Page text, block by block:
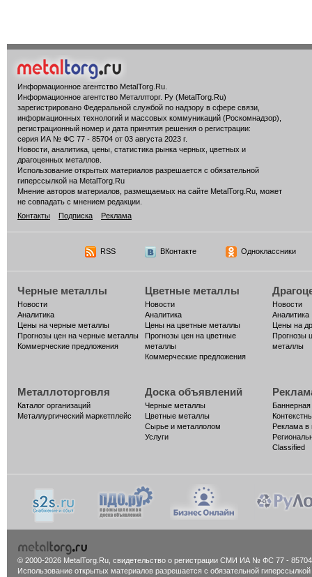
Информационное агентство MetalTorg.Ru
Информационное агентство Металлторг. Ру (MetalTorg.Ru)
зарегистрировано Федеральной службой по надзору в сфере связи,
информационных технологий и массовых коммуникаций (Роскомнадзор),
регистрационный номер и дата принятия решения о регистрации:
серия ИА № ФС 77 - 85704 от 03 августа 2023 г.
Новости, аналитика, цены, статистика рынка черных, цветных и
драгоценных металлов.
Использование открытых материалов разрешается с обязательной
гиперссылкой на MetalTorg.Ru
Мнение авторов материалов, размещаемых на сайте MetalTorg.Ru, может
не совпадать с мнением редакции.
Контакты
Подписка Реклама
RSS ВКонтакте Одноклассники
Черные металлы
Новости
Аналитика
Цены на черные металлы
Прогнозы цен на черные металлы
Коммерческие предложения
Цветные металлы
Новости
Аналитика
Цены на цветные металлы
Прогнозы цен на цветные
металлы
Коммерческие предложения
Новости
Аналитика
Цены на
Прогнозы
металлы
Металлоторговля
Каталог организаций
Металлургический маркетплейс
Доска объявлений
Черные металлы
Цветные металлы
Сырье и металлолом
Услуги
Реклама в
Classified
© 2000-2026 MetalTorg.Ru, cвидетельство о регистрации СМИ ИА № ФС 77 - 85704
Использование открытых материалов разрешается с обязательной гиперссылкой